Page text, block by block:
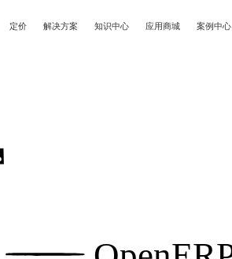
定价 解决方案 知识中心 应用商城 案例中心
登录以免费试用